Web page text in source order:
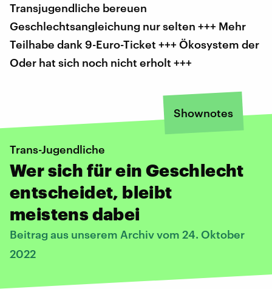
Transjugendliche bereuen
Geschlechtsangleichung nur selten +++ Mehr
Teilhabe dank 9-Euro-Ticket +++ Ökosystem der
Oder hat sich noch nicht erholt +++
Shownotes
Trans-Jugendliche
Wer sich für ein Geschlecht
entscheidet, bleibt
meistens dabei
Beitrag aus unserem Archiv vom 24. Oktober
2022